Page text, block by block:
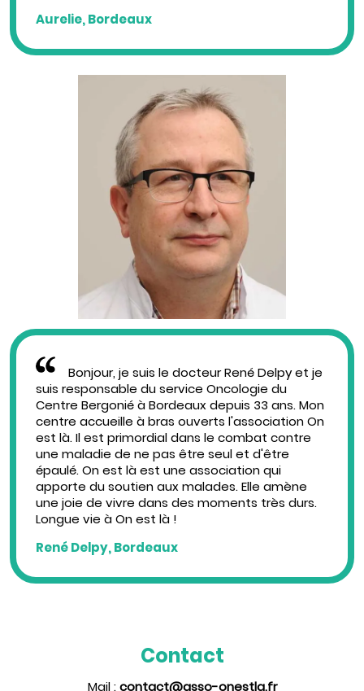
Aurelie, Bordeaux
Bonjour, je suis le docteur René Delpy et je
suis responsable du service Oncologie du
Centre Bergonié à Bordeaux depuis 33 ans. Mon
centre accueille à bras ouverts l'association On
est là. Il est primordial dans le combat contre
une maladie de ne pas être seul et d'être
épaulé. On est là est une association qui
apporte du soutien aux malades. Elle amène
une joie de vivre dans des moments très durs.
Longue vie à On est là !
René Delpy, Bordeaux
Contact
Mail :contact@asso-onestla.fr